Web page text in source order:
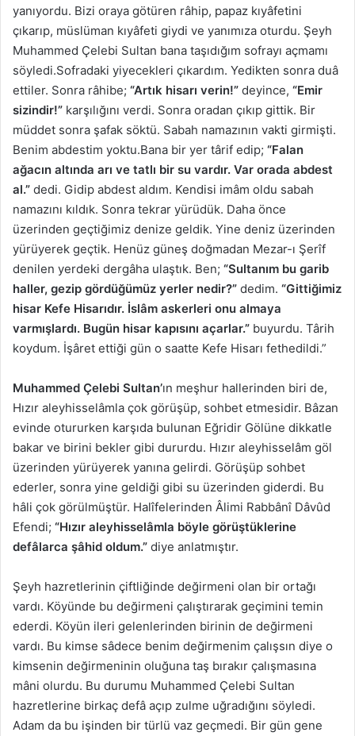
yanıyordu. Bizi oraya götüren râhip, papaz kıyâfetini
çıkarıp, müslüman kıyâfeti giydi ve yanımıza oturdu. Şeyh
Muhammed Çelebi Sultan bana taşıdığım sofrayı açmamı
söyledi.Sofradaki yiyecekleri çıkardım. Yedikten sonra duâ
ettiler. Sonra râhibe; “Artık hisarı verin!” deyince, “Emir
sizindir!” karşılığını verdi. Sonra oradan çıkıp gittik. Bir
müddet sonra şafak söktü. Sabah namazının vakti girmişti.
Benim abdestim yoktu.Bana bir yer târif edip; “Falan
ağacın altında arı ve tatlı bir su vardır. Var orada abdest
al.” dedi. Gidip abdest aldım. Kendisi imâm oldu sabah
namazını kıldık. Sonra tekrar yürüdük. Daha önce
üzerinden geçtiğimiz denize geldik. Yine deniz üzerinden
yürüyerek geçtik. Henüz güneş doğmadan Mezar-ı Şerîf
denilen yerdeki dergâha ulaştık. Ben; “Sultanım bu garib
haller, gezip gördüğümüz yerler nedir?” dedim. “Gittiğimiz
hisar Kefe Hisarıdır. İslâm askerleri onu almaya
varmışlardı. Bugün hisar kapısını açarlar.” buyurdu. Târih
koydum. İşâret ettiği gün o saatte Kefe Hisarı fethedildi.”
Muhammed Çelebi Sultan’ın meşhur hallerinden biri de,
Hızır aleyhisselâmla çok görüşüp, sohbet etmesidir. Bâzan
evinde otururken karşıda bulunan Eğridir Gölüne dikkatle
bakar ve birini bekler gibi dururdu. Hızır aleyhisselâm göl
üzerinden yürüyerek yanına gelirdi. Görüşüp sohbet
ederler, sonra yine geldiği gibi su üzerinden giderdi. Bu
hâli çok görülmüştür. Halîfelerinden Âlimi Rabbânî Dâvûd
Efendi; “Hızır aleyhisselâmla böyle görüştüklerine
defâlarca şâhid oldum.” diye anlatmıştır.
Şeyh hazretlerinin çiftliğinde değirmeni olan bir ortağı
vardı. Köyünde bu değirmeni çalıştırarak geçimini temin
ederdi. Köyün ileri gelenlerinden birinin de değirmeni
vardı. Bu kimse sâdece benim değirmenim çalışsın diye o
kimsenin değirmeninin oluğuna taş bırakır çalışmasına
mâni olurdu. Bu durumu Muhammed Çelebi Sultan
hazretlerine birkaç defâ açıp zulme uğradığını söyledi.
Adam da bu işinden bir türlü vaz geçmedi. Bir gün gene